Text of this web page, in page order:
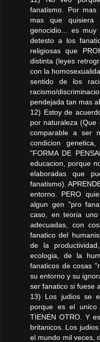
fanatismo. Por
mas que
genocidio... es
detesto a los
religiosas que
distinta (leyes
con la
sentido de los
racismo/
pendejada tan mas
12) Estoy de
por naturaleza
comparable a ser
condicion
"FORMA DE
educacion, porque
elaboradas que
fanatismo).
entorno. PERO
algun gen "pro
caso, en teoria uno
adecuadas, con
fanatico del
de la
ecologia, de la
fanaticos de cosas
su entorno y su
ser fanatico si fuese
13) Los judios se
porque es el
TIENEN OTRO. Y
britanicos. Los
el mundo mil veces,